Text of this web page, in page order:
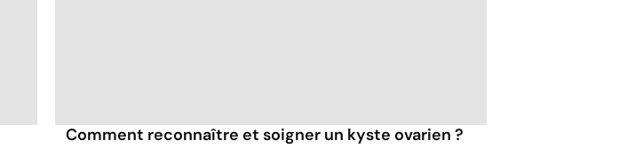
Comment reconnaître et soigner un kyste ovarien ?